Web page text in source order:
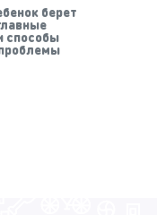
берет
способы